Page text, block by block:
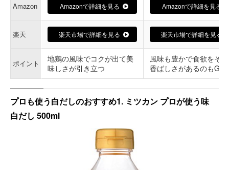
Amazon Amazonで詳細を見る Amazonで詳細を見る
楽天 楽天市場で詳細を見る 楽天市場で詳細を見る
ポイント
地鶏の風味でコクが出て美
味しさが引き立つ
風味も豊かで食欲をそ
香ばしさがあるのも
プロも使う白だしのおすすめ1. ミツカン プロが使う味
白だし 500ml